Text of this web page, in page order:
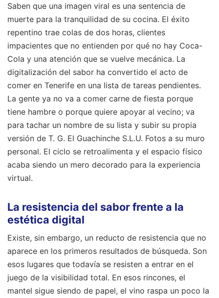
Saben que una imagen viral es una sentencia de
muerte para la tranquilidad de su cocina. El éxito
repentino trae colas de dos horas, clientes
impacientes que no entienden por qué no hay Coca-
Cola y una atención que se vuelve mecánica. La
digitalización del sabor ha convertido el acto de
comer en Tenerife en una lista de tareas pendientes.
La gente ya no va a comer carne de fiesta porque
tiene hambre o porque quiere apoyar al vecino; va
para tachar un nombre de su lista y subir su propia
versión de T. G. El Guachinche S.L.U. Fotos a su muro
personal. El ciclo se retroalimenta y el espacio físico
acaba siendo un mero decorado para la experiencia
virtual.
La resistencia del sabor frente a la
estética digital
Existe, sin embargo, un reducto de resistencia que no
aparece en los primeros resultados de búsqueda. Son
esos lugares que todavía se resisten a entrar en el
juego de la visibilidad total. En esos rincones, el
mantel sigue siendo de papel, el vino raspa un poco la